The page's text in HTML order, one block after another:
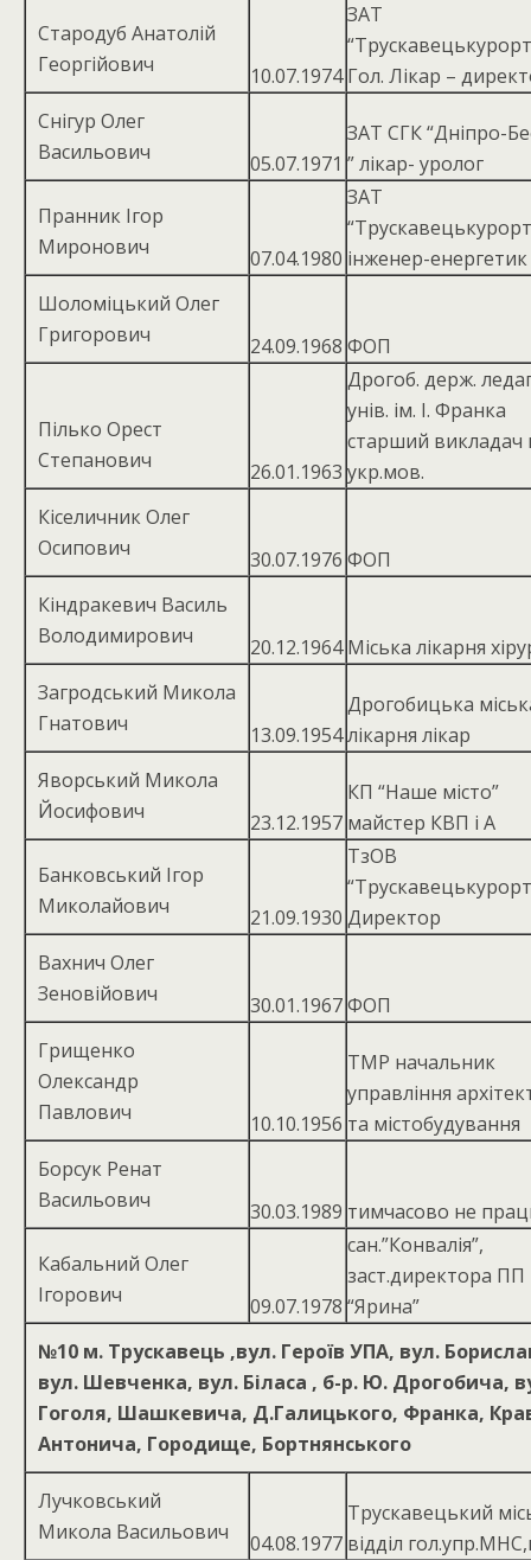
Стародуб Анатолій
Георгійович
10.07.1974
ЗАТ
Гол. Лікар –
Снігур Олег
Васильович
05.07.1971
ЗАТ СГК “Дніпро-
” лікар- уролог
Пранник Ігор
Миронович
07.04.1980
ЗАТ
інженер-енергетик
Шоломіцький Олег
Григорович
24.09.1968 ФОП
Пілько Орест
Степанович
26.01.1963
Дрогоб. держ.
унів. ім. І. Франка
старший викладач
укр.мов.
Кіселичник Олег
Осипович
30.07.1976 ФОП
Кіндракевич Василь
Володимирович
20.12.1964 Міська лікарня
Загродський Микола
Гнатович
13.09.1954
Дрогобицька
лікарня лікар
Яворський Микола
Йосифович
23.12.1957
КП “Наше місто”
майстер КВП і А
Банковський Ігор
Миколайович
21.09.1930
ТзОВ
Директор
Вахнич Олег
Зеновійович
30.01.1967ФОП
Грищенко
Олександр
Павлович
10.10.1956
ТМР начальник
управління
та містобудування
Борсук Ренат
Васильович
30.03.1989 тимчасово не
Кабальний Олег
Ігорович
09.07.1978
сан.”Конвалія”,
заст.директора ПП
“Ярина”
№10 м. Трускавець ,вул. Героїв УПА, вул.
вул. Шевченка, вул. Біласа , б-р. Ю. Дрогобича,
Гоголя, Шашкевича, Д.Галицького, Франка,
Антонича, Городище, Бортнянського
Лучковський
Микола Васильович
04.08.1977
Трускавецький
відділ